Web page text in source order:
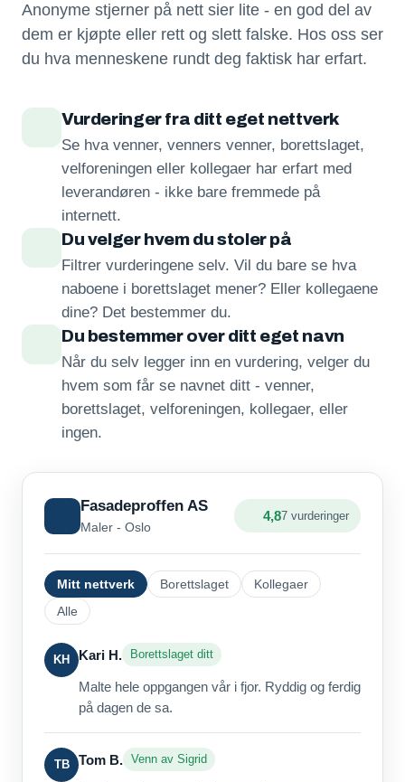
Anonyme stjerner på nett sier lite - en god del av
dem er kjøpte eller rett og slett falske. Hos oss ser
du hva menneskene rundt deg faktisk har erfart.
Vurderinger fra ditt eget nettverk
Se hva venner, venners venner, borettslaget,
velforeningen eller kollegaer har erfart med
leverandøren - ikke bare fremmede på
internett.
Du velger hvem du stoler på
Filtrer vurderingene selv. Vil du bare se hva
naboene i borettslaget mener? Eller kollegaene
dine? Det bestemmer du.
Du bestemmer over ditt eget navn
Når du selv legger inn en vurdering, velger du
hvem som får se navnet ditt - venner,
borettslaget, velforeningen, kollegaer, eller
ingen.
Fasadeproffen AS
Maler - Oslo
4,87 vurderinger
Mitt nettverk Borettslaget
Kollegaer
Alle
KH Kari H. Borettslaget ditt
Malte hele oppgangen vår i fjor. Ryddig og ferdig
på dagen de sa.
TB Tom B. Venn av Sigrid